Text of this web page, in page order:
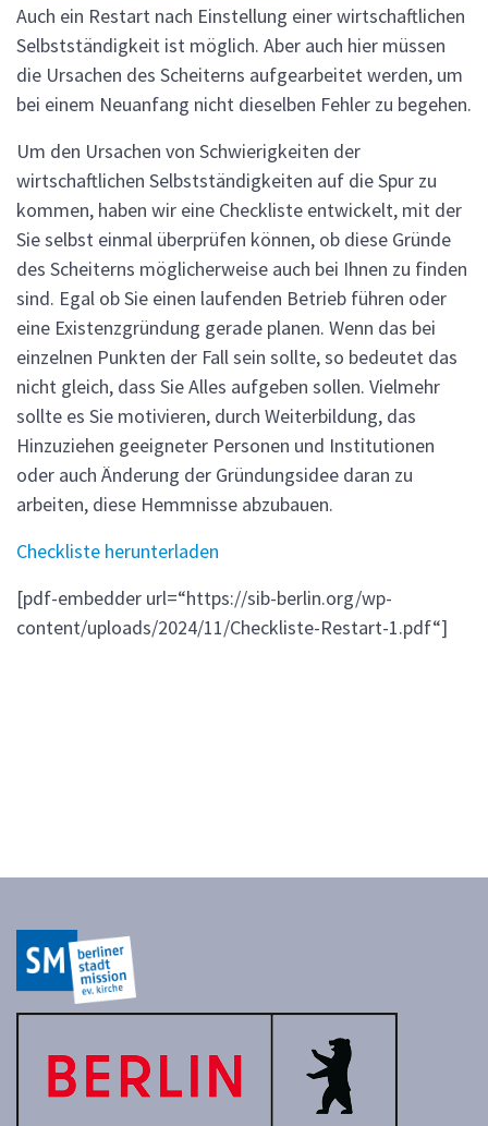
Auch ein Restart nach Einstellung einer wirtschaftlichen
Selbstständigkeit ist möglich. Aber auch hier müssen
die Ursachen des Scheiterns aufgearbeitet werden, um
bei einem Neuanfang nicht dieselben Fehler zu begehen.
Um den Ursachen von Schwierigkeiten der
wirtschaftlichen Selbstständigkeiten auf die Spur zu
kommen, haben wir eine Checkliste entwickelt, mit der
Sie selbst einmal überprüfen können, ob diese Gründe
des Scheiterns möglicherweise auch bei Ihnen zu finden
sind. Egal ob Sie einen laufenden Betrieb führen oder
eine Existenzgründung gerade planen. Wenn das bei
einzelnen Punkten der Fall sein sollte, so bedeutet das
nicht gleich, dass Sie Alles aufgeben sollen. Vielmehr
sollte es Sie motivieren, durch Weiterbildung, das
Hinzuziehen geeigneter Personen und Institutionen
oder auch Änderung der Gründungsidee daran zu
arbeiten, diese Hemmnisse abzubauen.
Checkliste herunterladen
[pdf-embedder url=“https://sib-berlin.org/wp-
content/uploads/2024/11/Checkliste-Restart-1.pdf“]